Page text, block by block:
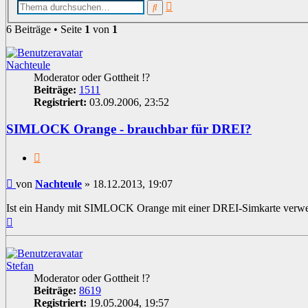
Suche
6 Beiträge • Seite 1 von 1
Nachteule
Moderator oder Gottheit !?
Beiträge: 1511
Registriert: 03.09.2006, 23:52
SIMLOCK Orange - brauchbar für DREI?
Beitrag
von Nachteule » 18.12.2013, 19:07
Ist ein Handy mit SIMLOCK Orange mit einer DREI-Simkarte
Stefan
Moderator oder Gottheit !?
Beiträge: 8619
Registriert: 19.05.2004, 19:57